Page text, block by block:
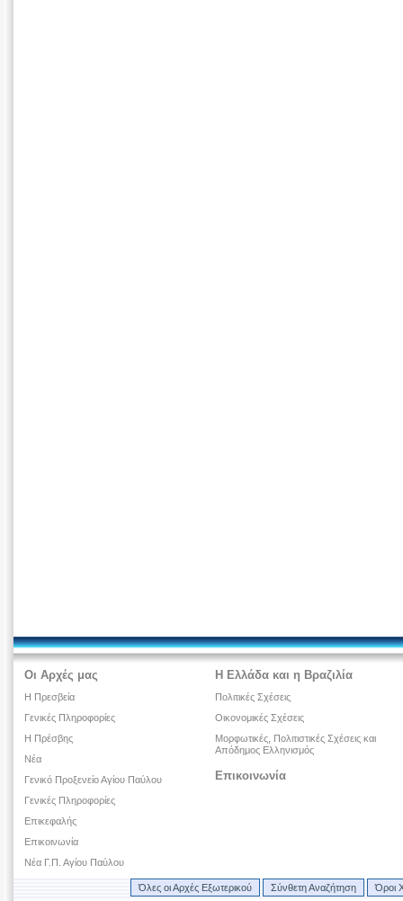
Οι Αρχές μας
Η Πρεσβεία
Γενικές Πληροφορίες
Η Πρέσβης
Νέα
Γενικό Προξενείο Αγίου Παύλου
Γενικές Πληροφορίες
Επικεφαλής
Επικοινωνία
Νέα Γ.Π. Αγίου Παύλου
Η Ελλάδα και η Βραζιλία
Πολιτικές Σχέσεις
Οικονομικές Σχέσεις
Μορφωτικές, Πολιτιστικές Σχέσεις και
Απόδημος Ελληνισμός
Επικοινωνία
Όλες οι Αρχές Εξωτερικού Σύνθετη Αναζήτηση Όροι